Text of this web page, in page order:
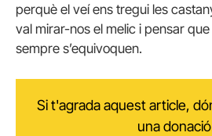
perquè el veí ens tregui les
val mirar-nos el melic i pensar
sempre s’equivoquen.
Si t'agrada aquest article,
una